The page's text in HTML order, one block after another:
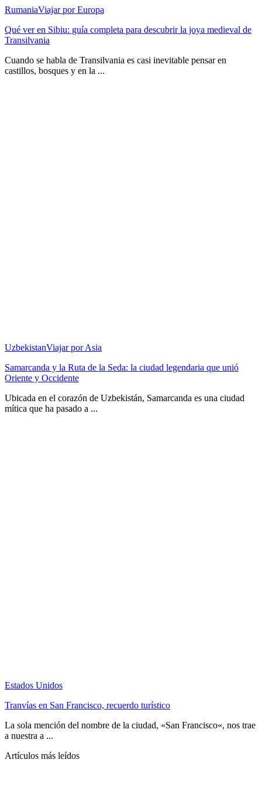
RumaniaViajar por Europa
Qué ver en Sibiu: guía completa para descubrir la joya medieval de
Transilvania
Cuando se habla de Transilvania es casi inevitable pensar en
castillos, bosques y en la ...
UzbekistanViajar por Asia
Samarcanda y la Ruta de la Seda: la ciudad legendaria que unió
Oriente y Occidente
Ubicada en el corazón de Uzbekistán, Samarcanda es una ciudad
mítica que ha pasado a ...
Estados Unidos
Tranvías en San Francisco, recuerdo turístico
La sola mención del nombre de la ciudad, «San Francisco«, nos trae
a nuestra a ...
Artículos más leídos